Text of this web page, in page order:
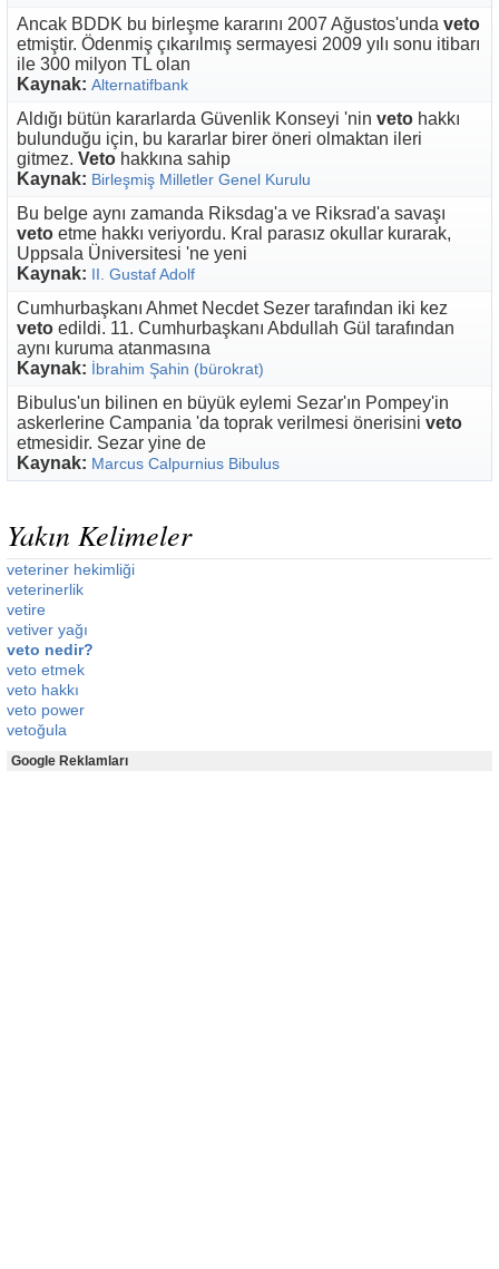
Ancak BDDK bu birleşme kararını 2007 Ağustos'unda veto
etmiştir. Ödenmiş çıkarılmış sermayesi 2009 yılı sonu itibarı
ile 300 milyon TL olan
Kaynak: Alternatifbank
Aldığı bütün kararlarda Güvenlik Konseyi 'nin veto hakkı
bulunduğu için, bu kararlar birer öneri olmaktan ileri
gitmez. Veto hakkına sahip
Kaynak: Birleşmiş Milletler Genel Kurulu
Bu belge aynı zamanda Riksdag'a ve Riksrad'a savaşı
veto etme hakkı veriyordu. Kral parasız okullar kurarak,
Uppsala Üniversitesi 'ne yeni
Kaynak: II. Gustaf Adolf
Cumhurbaşkanı Ahmet Necdet Sezer tarafından iki kez
veto edildi. 11. Cumhurbaşkanı Abdullah Gül tarafından
aynı kuruma atanmasına
Kaynak: İbrahim Şahin (bürokrat)
Bibulus'un bilinen en büyük eylemi Sezar'ın Pompey'in
askerlerine Campania 'da toprak verilmesi önerisini veto
etmesidir. Sezar yine de
Kaynak: Marcus Calpurnius Bibulus
Yakın Kelimeler
veteriner hekimliği
veterinerlik
vetire
vetiver yağı
veto nedir?
veto etmek
veto hakkı
veto power
vetoğula
Google Reklamları